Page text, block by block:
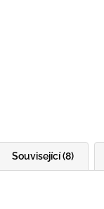
Související (8)